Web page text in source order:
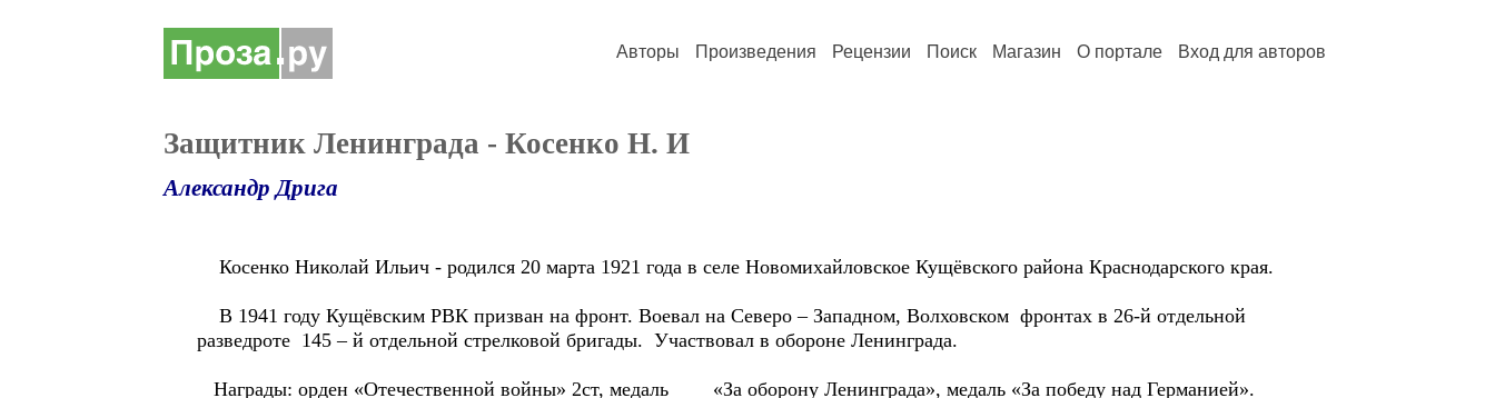
Авторы Произведения Рецензии Поиск Магазин О портале Вход для авторов
Защитник Ленинграда - Косенко Н. И
Александр Дрига
Косенко Николай Ильич - родился 20 марта 1921 года в селе Новомихайловское Кущёвского района Краснодарского края.
В 1941 году Кущёвским РВК призван на фронт. Воевал на Северо – Западном, Волховском фронтах в 26-й отдельной
разведроте 145 – й отдельной стрелковой бригады. Участвовал в обороне Ленинграда.
Награды: орден «Отечественной войны» 2ст, медаль «За оборону Ленинграда», медаль «За победу над Германией».